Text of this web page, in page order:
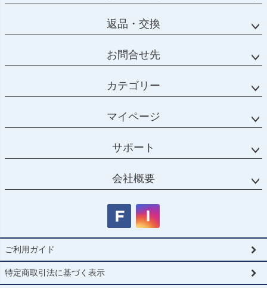
返品・交換
お問合せ先
カテゴリー
マイページ
サポート
会社概要
ご利用ガイド
特定商取引法に基づく表示